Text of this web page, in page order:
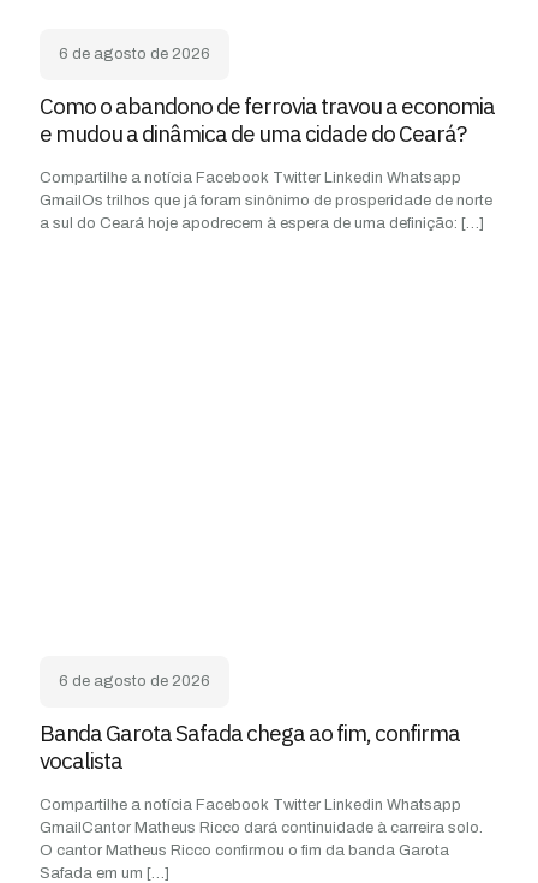
6 de agosto de 2026
Como o abandono de ferrovia travou a economia
e mudou a dinâmica de uma cidade do Ceará?
Compartilhe a notícia Facebook Twitter Linkedin Whatsapp
GmailOs trilhos que já foram sinônimo de prosperidade de norte
a sul do Ceará hoje apodrecem à espera de uma definição: […]
6 de agosto de 2026
Banda Garota Safada chega ao fim, confirma
vocalista
Compartilhe a notícia Facebook Twitter Linkedin Whatsapp
GmailCantor Matheus Ricco dará continuidade à carreira solo.
O cantor Matheus Ricco confirmou o fim da banda Garota
Safada em um […]